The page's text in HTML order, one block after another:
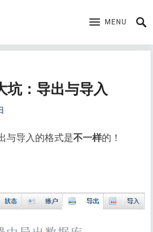
MENU
坑：导出与导入
与导入的格式是不一样的！